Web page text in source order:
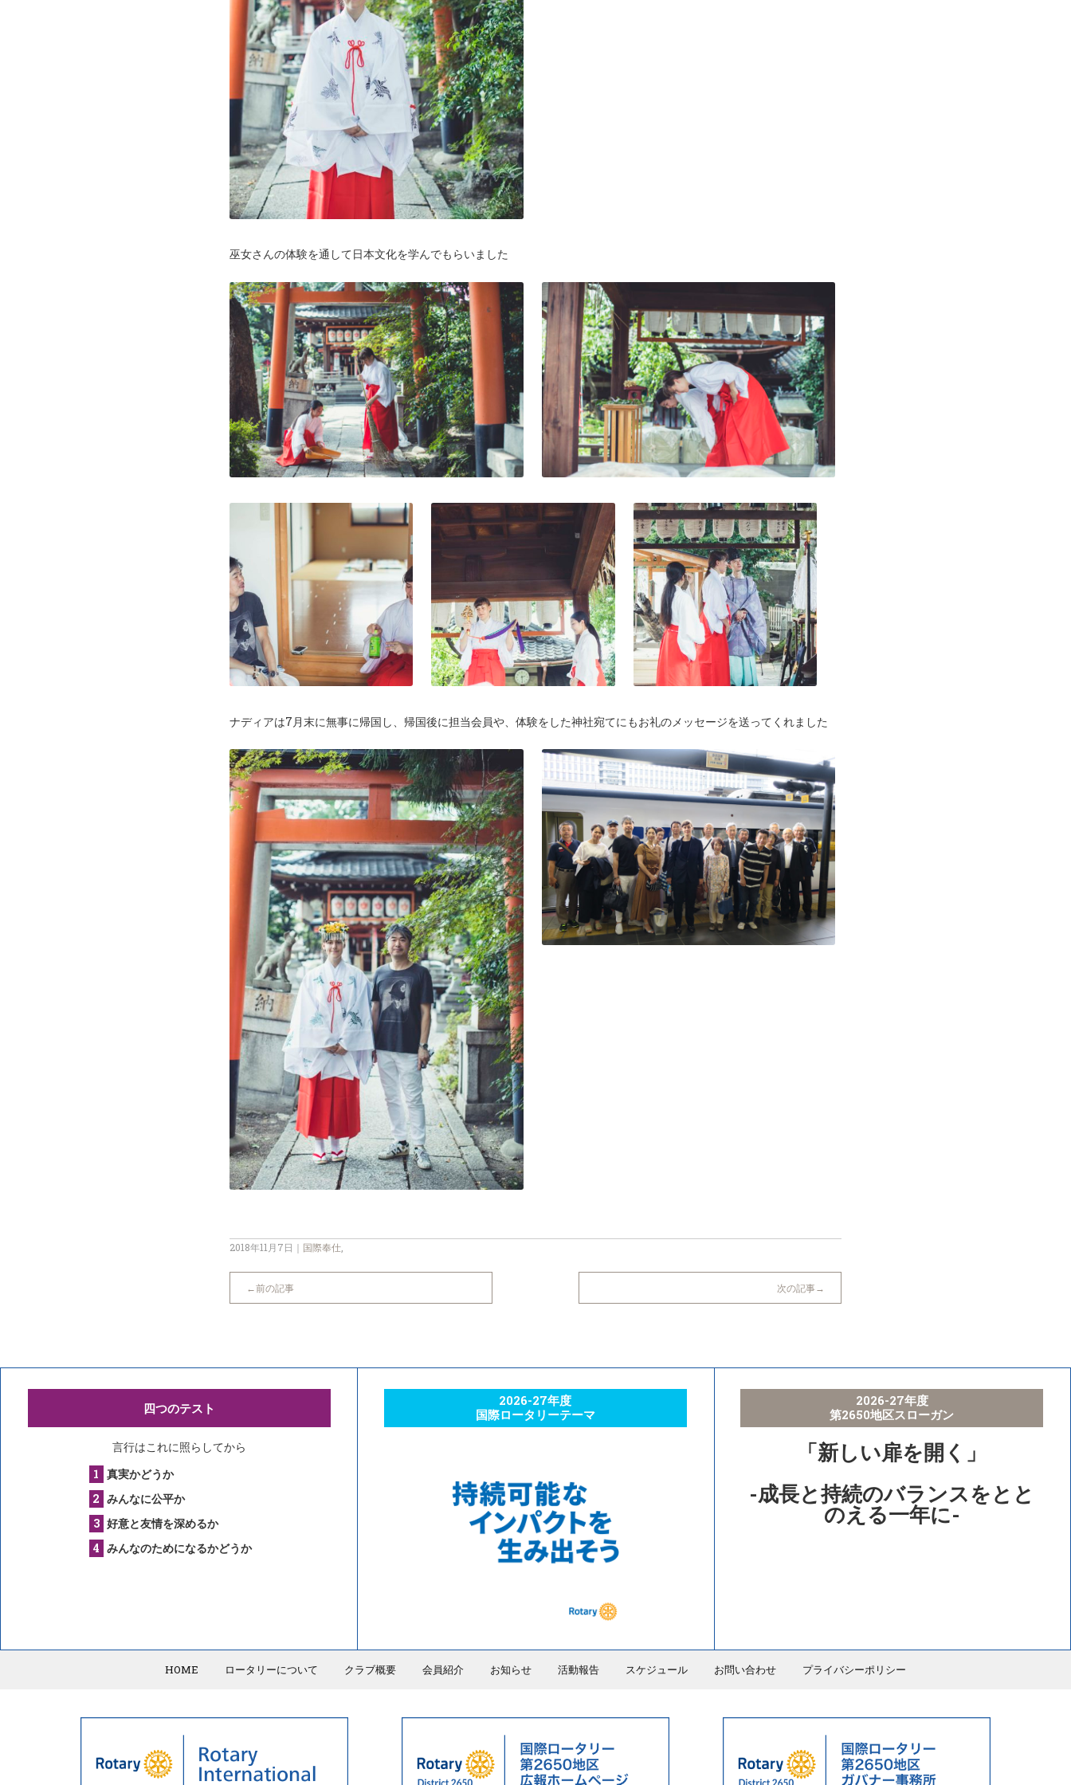
巫女さんの体験を通して日本文化を学んでもらいました
ナディアは7月末に無事に帰国し、帰国後に担当会員や、体験をした神社宛てにもお礼のメッセージを送ってくれました
2018年11月7日 ｜ 国際奉仕,
前の記事 次の記事
四つのテスト
言行はこれに照らしてから
真実かどうか
みんなに公平か
好意と友情を深めるか
みんなのためになるかどうか
2026-27年度
国際ロータリーテーマ
2026-27年度
第2650地区スローガン
「新しい扉を開く」
-成長と持続のバランスをとと
のえる一年に-
HOME ロータリーについて クラブ概要 会員紹介 お知らせ 活動報告 スケジュール お問い合わせ プライバシーポリシー